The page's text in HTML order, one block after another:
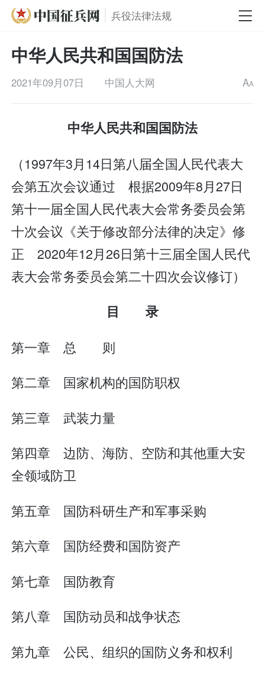
兵役法律法规
中华人民共和国国防法
2021年09月07日 中国人大网 AA
中华人民共和国国防法
（1997年3月14日第八届全国人民代表大
会第五次会议通过 根据2009年8月27日
第十一届全国人民代表大会常务委员会第
十次会议《关于修改部分法律的决定》修
正 2020年12月26日第十三届全国人民代
表大会常务委员会第二十四次会议修订）
目 录
第一章 总 则
第二章 国家机构的国防职权
第三章 武装力量
第四章 边防、海防、空防和其他重大安
全领域防卫
第五章 国防科研生产和军事采购
第六章 国防经费和国防资产
第七章 国防教育
第八章 国防动员和战争状态
第九章 公民、组织的国防义务和权利